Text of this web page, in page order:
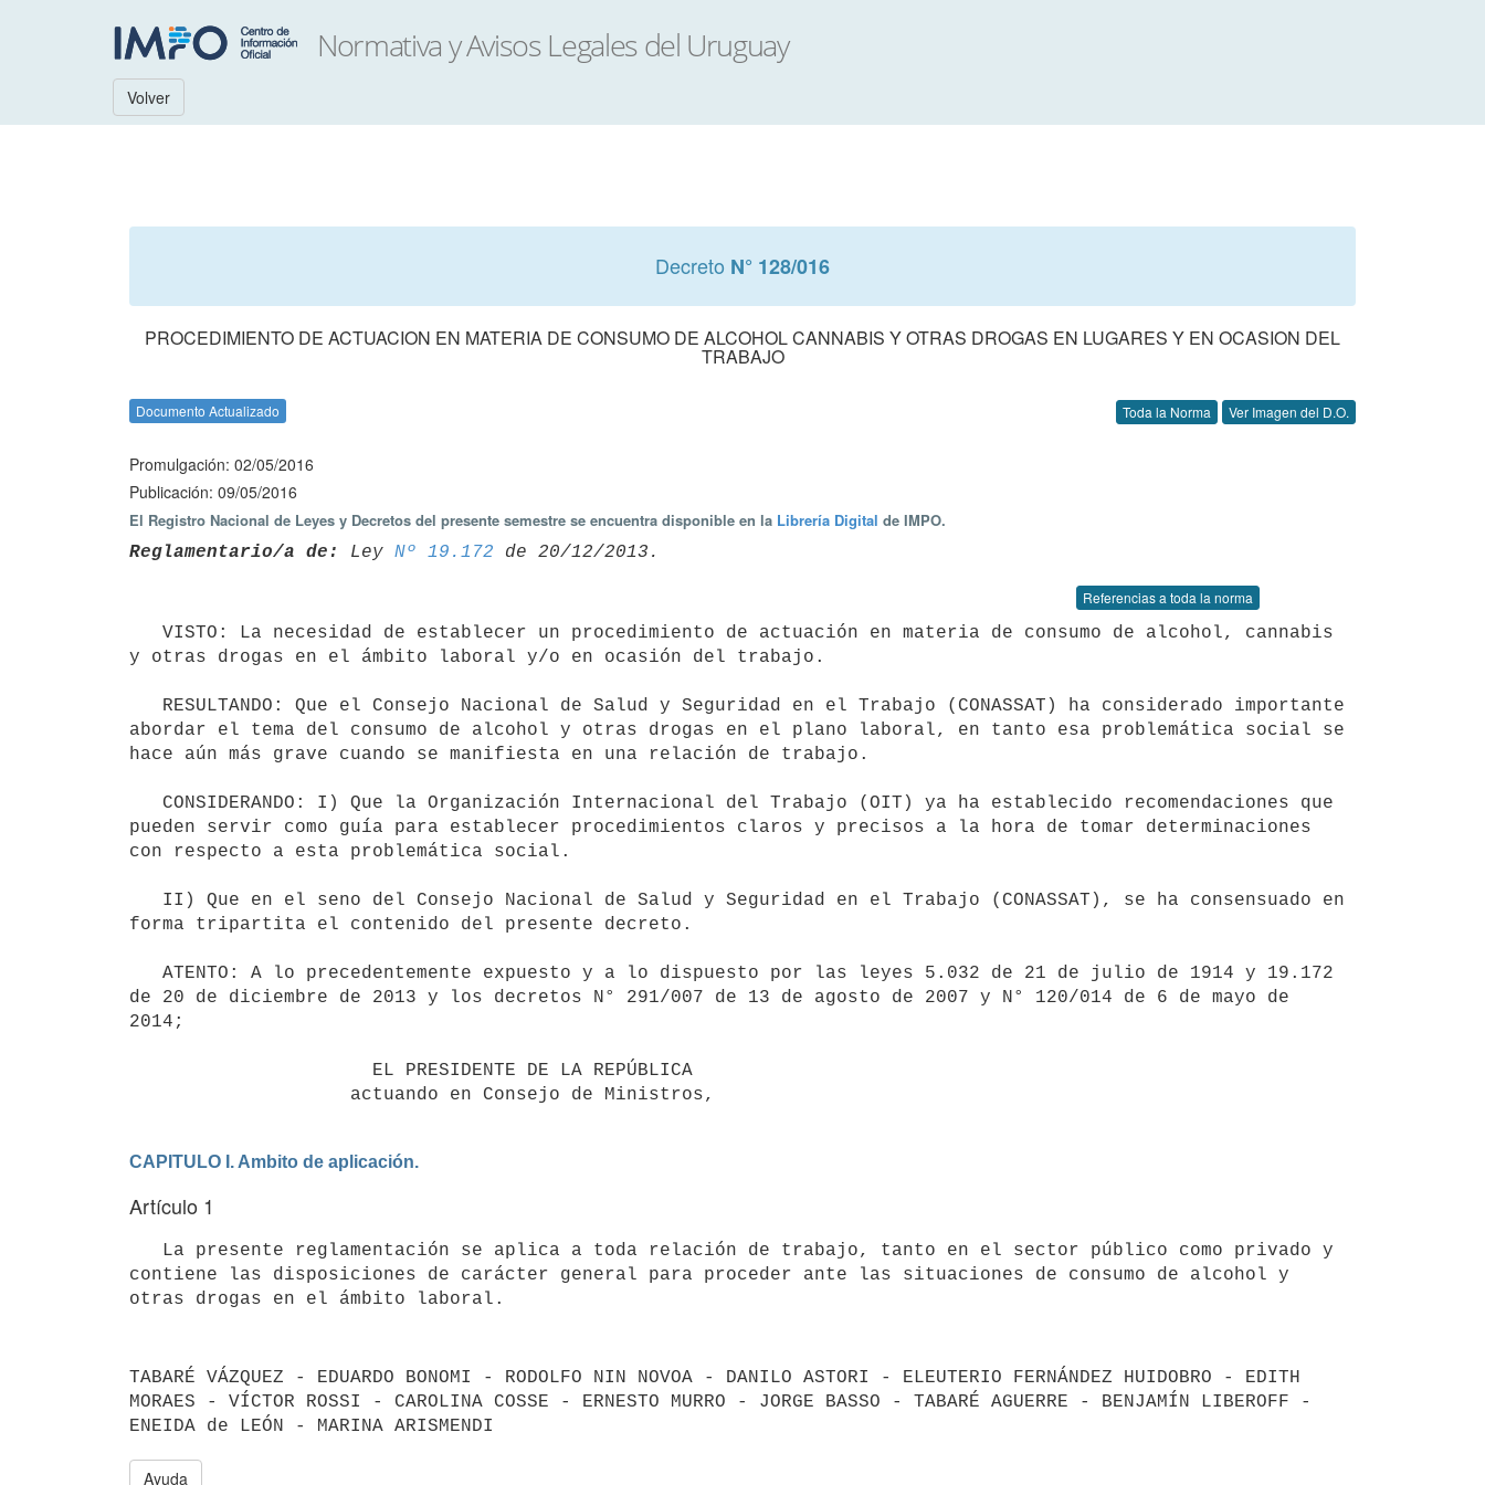
Volver
Decreto N° 128/016
PROCEDIMIENTO DE ACTUACION EN MATERIA DE CONSUMO DE ALCOHOL CANNABIS Y OTRAS DROGAS EN LUGARES Y EN OCASION DEL
TRABAJO
Documento Actualizado Toda la Norma Ver Imagen del D.O.
Promulgación: 02/05/2016
Publicación: 09/05/2016
El Registro Nacional de Leyes y Decretos del presente semestre se encuentra disponible en la Librería Digital de IMPO.
Reglamentario/a de: Ley Nº 19.172
Referencias a toda la norma
y otras drogas en el ámbito laboral y/o en ocasión del trabajo.
abordar el tema del consumo de alcohol y otras drogas en el plano laboral, en tanto esa problemática social se
hace aún más grave cuando se manifiesta en una relación de trabajo.
pueden servir como guía para establecer procedimientos claros y precisos a la hora de tomar determinaciones
con respecto a esta problemática social.
forma tripartita el contenido del presente decreto.
de 20 de diciembre de 2013 y los decretos N° 291/007 de 13 de agosto de 2007 y N° 120/014 de 6 de mayo de
2014;
                    actuando en Consejo de Ministros,
CAPITULO I. Ambito de aplicación.
Artículo 1
contiene las disposiciones de carácter general para proceder ante las situaciones de consumo de alcohol y
TABARÉ VÁZQUEZ - EDUARDO BONOMI - RODOLFO NIN NOVOA - DANILO ASTORI - ELEUTERIO FERNÁNDEZ HUIDOBRO - EDITH
MORAES - VÍCTOR ROSSI - CAROLINA COSSE - ERNESTO MURRO - JORGE BASSO - TABARÉ AGUERRE - BENJAMÍN LIBEROFF -
Ayuda